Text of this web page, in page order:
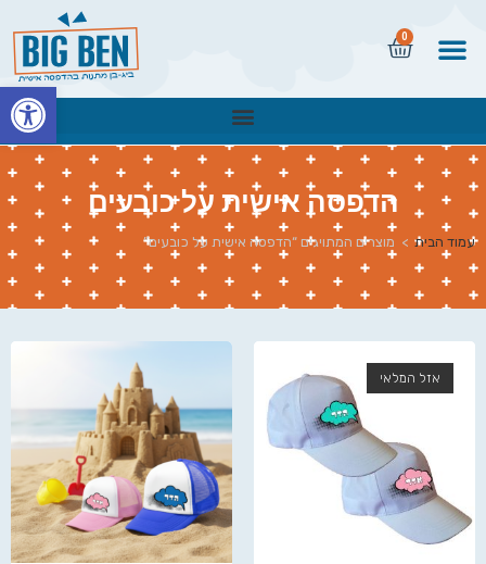
0
הדפסה אישית על כובעים
עמוד הבית > מוצרים המתויגים “הדפסה אישית על כובעים”
אזל המלאי